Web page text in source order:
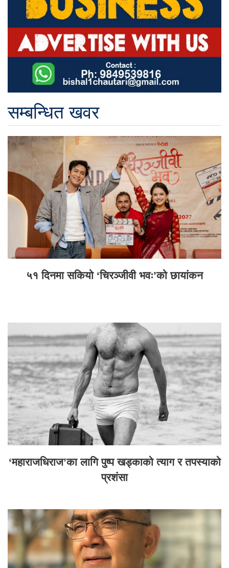
सम्बन्धित खवर
५१ दिनमा सकियो ‘चिरञ्जीवी भवः’को छायांकन
‘महाराजधिराज’का लागि पुष्प खड्काको त्याग र तपस्याको
प्रशंसा